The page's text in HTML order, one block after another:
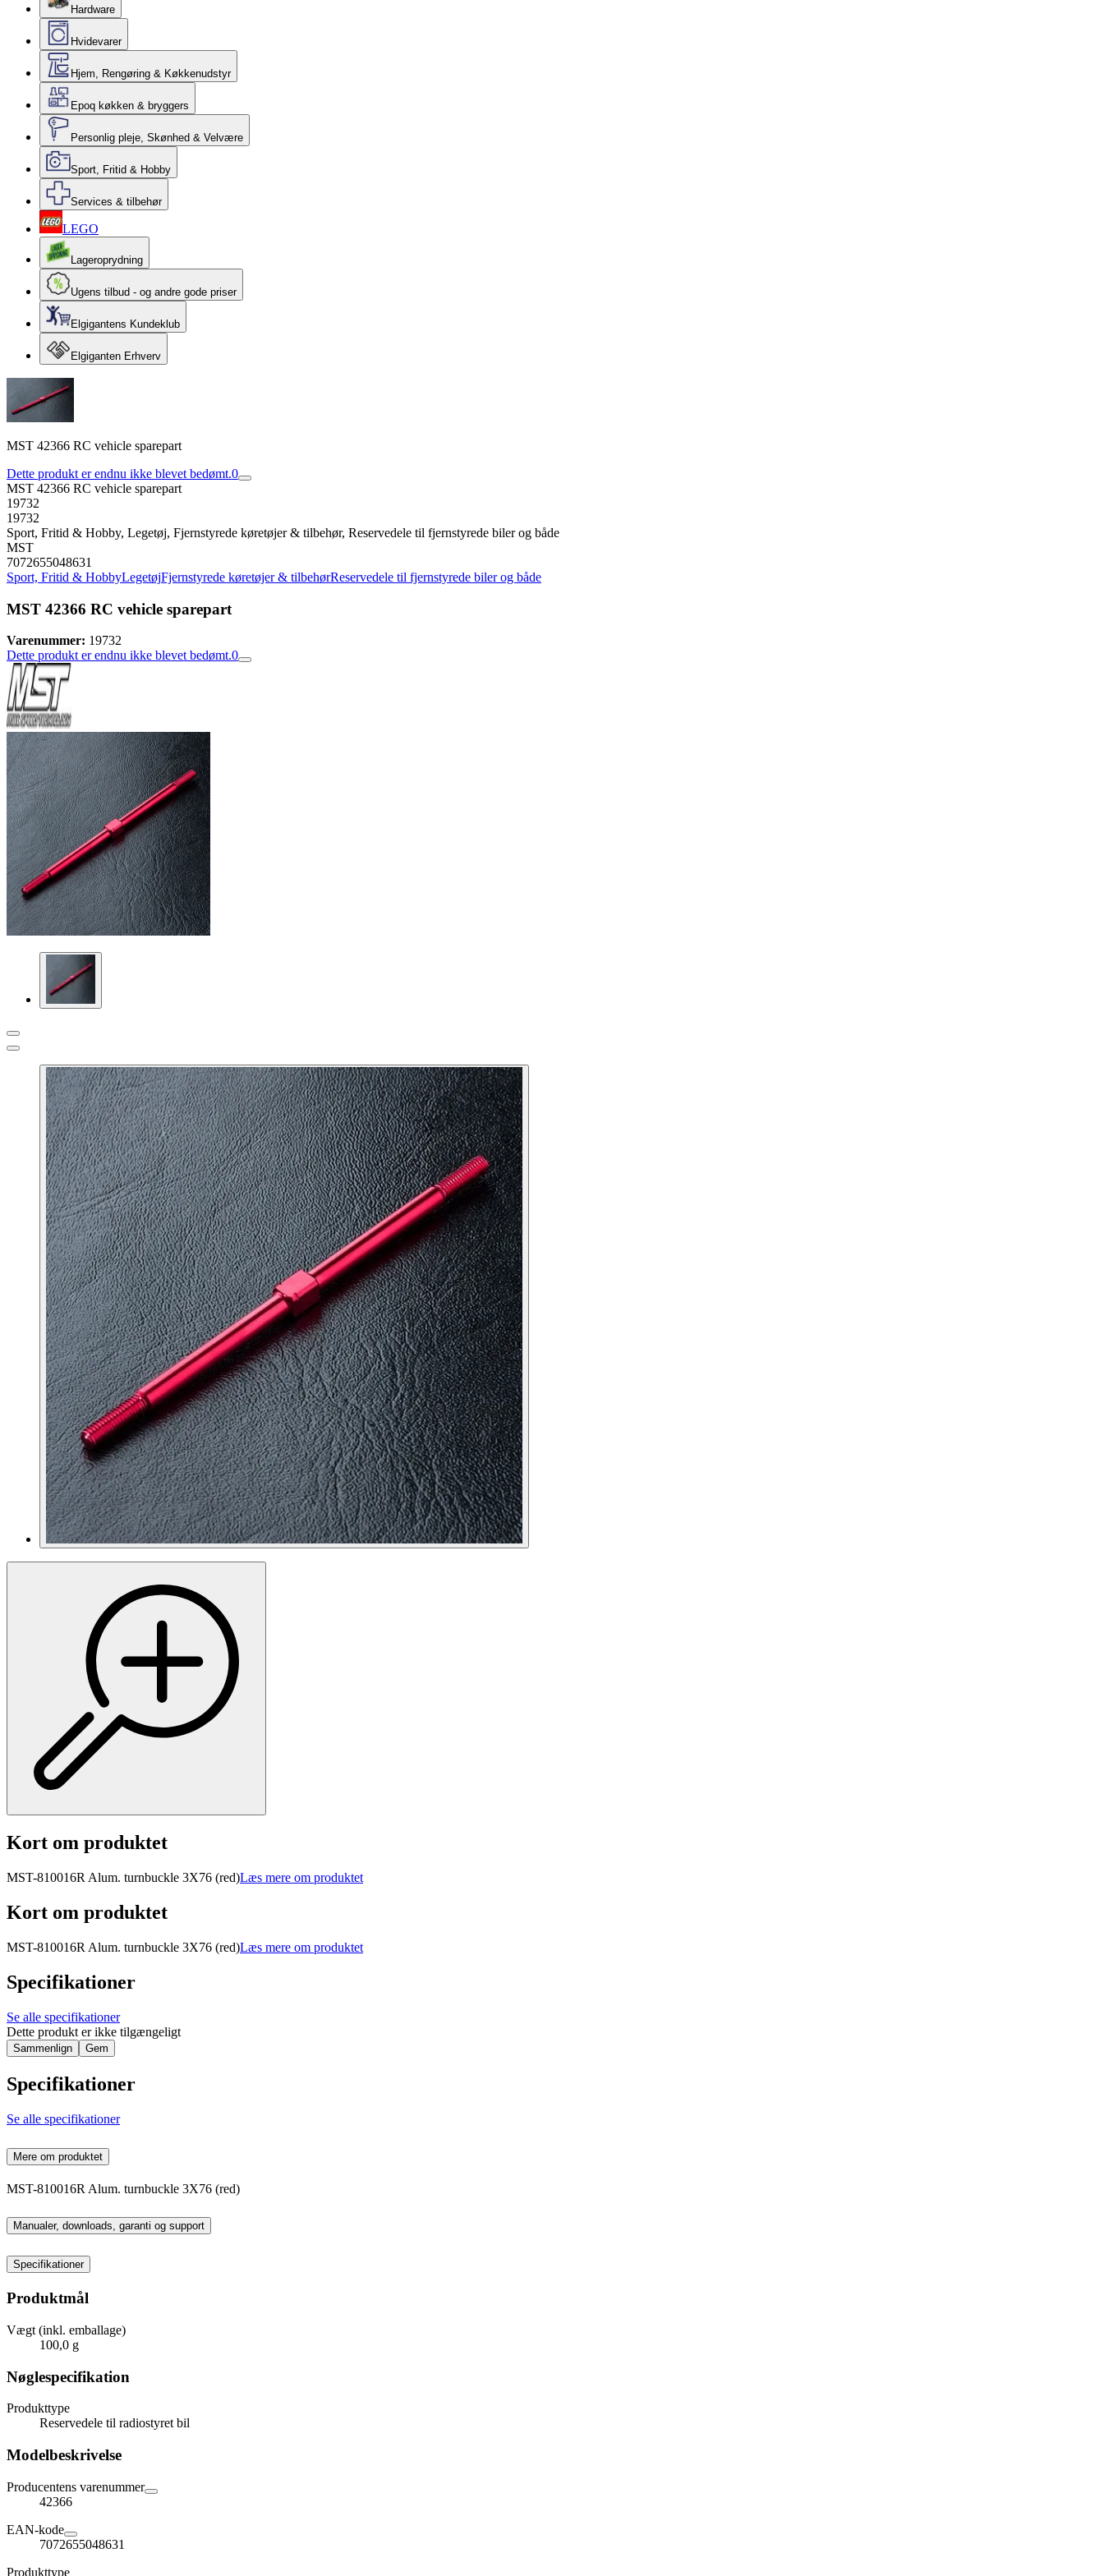
Hardware
Hvidevarer
Hjem, Rengøring & Køkkenudstyr
Epoq køkken & bryggers
Personlig pleje, Skønhed & Velvære
Sport, Fritid & Hobby
Services & tilbehør
LEGO
Lageroprydning
Ugens tilbud - og andre gode priser
Elgigantens Kundeklub
Elgiganten Erhverv
MST 42366 RC vehicle sparepart
Dette produkt er endnu ikke blevet bedømt.0
MST 42366 RC vehicle sparepart
19732
19732
Sport, Fritid & Hobby, Legetøj, Fjernstyrede køretøjer & tilbehør, Reservedele til fjernstyrede biler og både
MST
7072655048631
Sport, Fritid & HobbyLegetøjFjernstyrede køretøjer & tilbehørReservedele til fjernstyrede biler og både
MST 42366 RC vehicle sparepart
Varenummer: 19732
Dette produkt er endnu ikke blevet bedømt.0
Kort om produktet
MST-810016R Alum. turnbuckle 3X76 (red)Læs mere om produktet
Kort om produktet
MST-810016R Alum. turnbuckle 3X76 (red)Læs mere om produktet
Specifikationer
Se alle specifikationer
Dette produkt er ikke tilgængeligt
Sammenlign Gem
Specifikationer
Se alle specifikationer
Mere om produktet
MST-810016R Alum. turnbuckle 3X76 (red)
Manualer, downloads, garanti og support
Specifikationer
Produktmål
Vægt (inkl. emballage)
100,0 g
Nøglespecifikation
Produkttype
Reservedele til radiostyret bil
Modelbeskrivelse
Producentens varenummer
42366
EAN-kode
7072655048631
Produkttype